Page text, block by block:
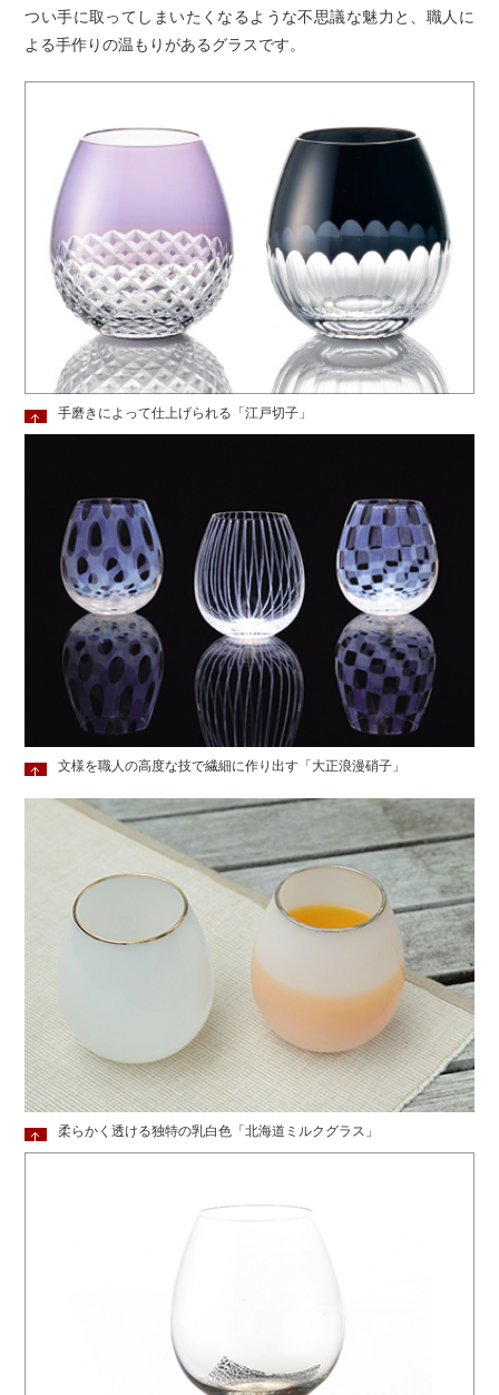
つい手に取ってしまいたくなるような不思議な魅力と、職人に
よる手作りの温もりがあるグラスです。
手磨きによって仕上げられる「江戸切子」
文様を職人の高度な技で繊細に作り出す「大正浪漫硝子」
柔らかく透ける独特の乳白色「北海道ミルクグラス」